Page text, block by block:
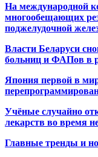
На международной
многообещающих
поджелудочной
Власти Беларуси
больниц и ФАПов в
Япония первой в
Учёные случайно
лекарств во время
Главные тренды и